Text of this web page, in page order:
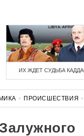
ИХ ЖДЕТ СУДЬБА
ПРОИСШЕСТВИЯ